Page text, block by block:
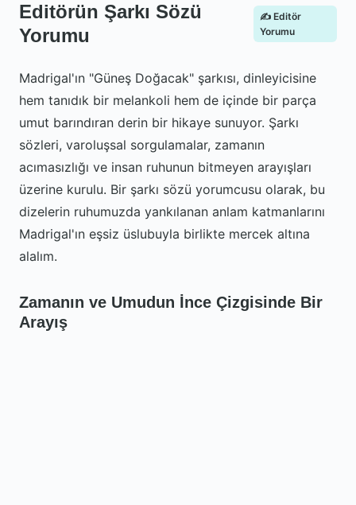
Editörün Şarkı Sözü
Yorumu
✍️ Editör
Yorumu
Madrigal'ın "Güneş Doğacak" şarkısı, dinleyicisine
hem tanıdık bir melankoli hem de içinde bir parça
umut barındıran derin bir hikaye sunuyor. Şarkı
sözleri, varoluşsal sorgulamalar, zamanın
acımasızlığı ve insan ruhunun bitmeyen arayışları
üzerine kurulu. Bir şarkı sözü yorumcusu olarak, bu
dizelerin ruhumuzda yankılanan anlam katmanlarını
Madrigal'ın eşsiz üslubuyla birlikte mercek altına
alalım.
Zamanın ve Umudun İnce Çizgisinde Bir
Arayış